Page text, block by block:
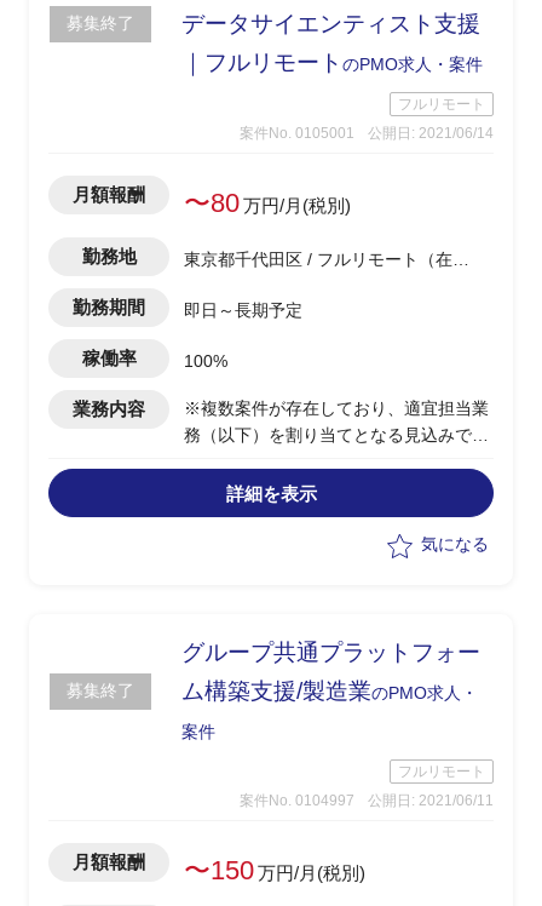
募集終了
データサイエンティスト支援
｜フルリモート のPMO求人・案件
フルリモート
案件No. 0105001
公開日: 2021/06/14
月額報酬 〜80万円/月(税別)
勤務地
東京都千代田区 / フルリモート（在
勤務期間 即日～長期予定
稼働率 100%
業務内容
※複数案件が存在しており、適宜担当業
務（以下）を割り当てとなる見込みで
・顧客分析／SalesForce活用の推進
・設備保全におけるデジタル化
・工業用製品／ BIによる可視化
・大手石油販売会社のDX推進PJのPMO
詳細を表示
気になる
募集終了
グループ共通プラットフォー
ム構築支援/製造業のPMO求人・
案件
フルリモート
案件No. 0104997
公開日: 2021/06/11
月額報酬 〜150万円/月(税別)